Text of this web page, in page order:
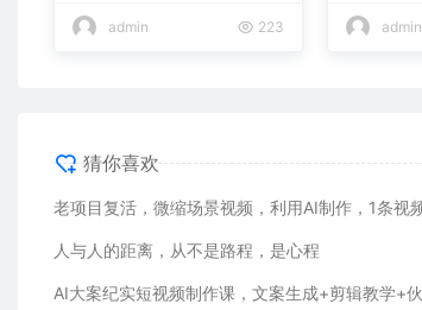
admin 223 admin
猜你喜欢
人与人的距离，从不是路程，是心程